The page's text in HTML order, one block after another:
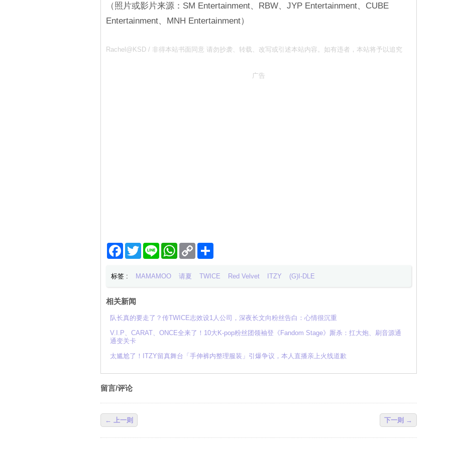
（照片或影片来源：SM Entertainment、RBW、JYP Entertainment、CUBE
Entertainment、MNH Entertainment）
Rachel@KSD / 非得本站书面同意 请勿抄袭、转载、改写或引述本站内容。如有违者，本站将予以追究
广告
Facebook
TwitterLine WhatsApp
Copy
Link
分
标签 : MAMAMOO 请夏 TWICE Red Velvet ITZY (G)I-DLE
相关新闻
队长真的要走了？传TWICE志效设1人公司，深夜长文向粉丝告白：心情很沉重
V.I.P、CARAT、ONCE全来了！10大K-pop粉丝团领袖登《Fandom Stage》厮杀：扛大炮、刷音源通
通变关卡
太尴尬了！ITZY留真舞台「手伸裤内整理服装」引爆争议，本人直播亲上火线道歉
留言/评论
← 上一则 下一则 →